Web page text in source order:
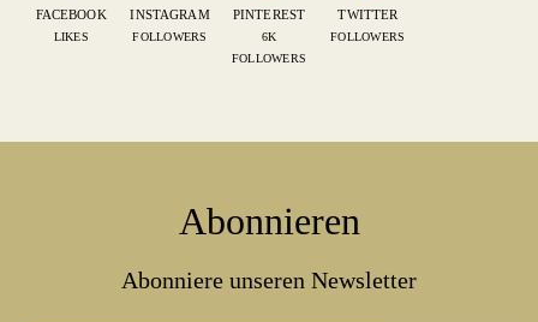
FACEBOOK
LIKES
INSTAGRAM
FOLLOWERS
PINTEREST
6K
FOLLOWERS
TWITTER
FOLLOWERS
Abonnieren
Abonniere unseren Newsletter